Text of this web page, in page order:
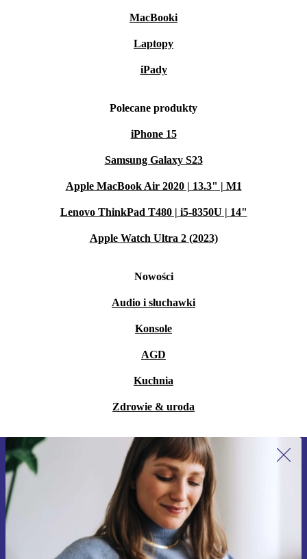
MacBooki
Laptopy
iPady
Polecane produkty
iPhone 15
Samsung Galaxy S23
Apple MacBook Air 2020 | 13.3" | M1
Lenovo ThinkPad T480 | i5-8350U | 14"
Apple Watch Ultra 2 (2023)
Nowości
Audio i słuchawki
Konsole
AGD
Kuchnia
Zdrowie & uroda
Zapisz się na nasz newsletter!
Nie przegap żadnej oferty.